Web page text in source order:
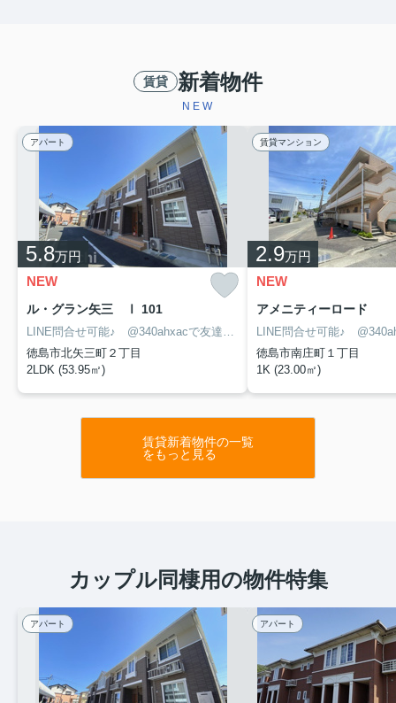
賃貸 新着物件
NEW
アパート
5.8万円
NEW
ル・グラン矢三 Ⅰ 101
LINE問合せ可能♪ @340ahxacで友達検索して下さい
徳島市北矢三町２丁目
2LDK (53.95㎡)
賃貸マンション
2.9万円
NEW
アメニティーロード
徳島市南庄町１丁目
1K (23.00㎡)
賃貸新着物件の一覧
をもっと見る
カップル同棲用の物件特集
アパート アパート